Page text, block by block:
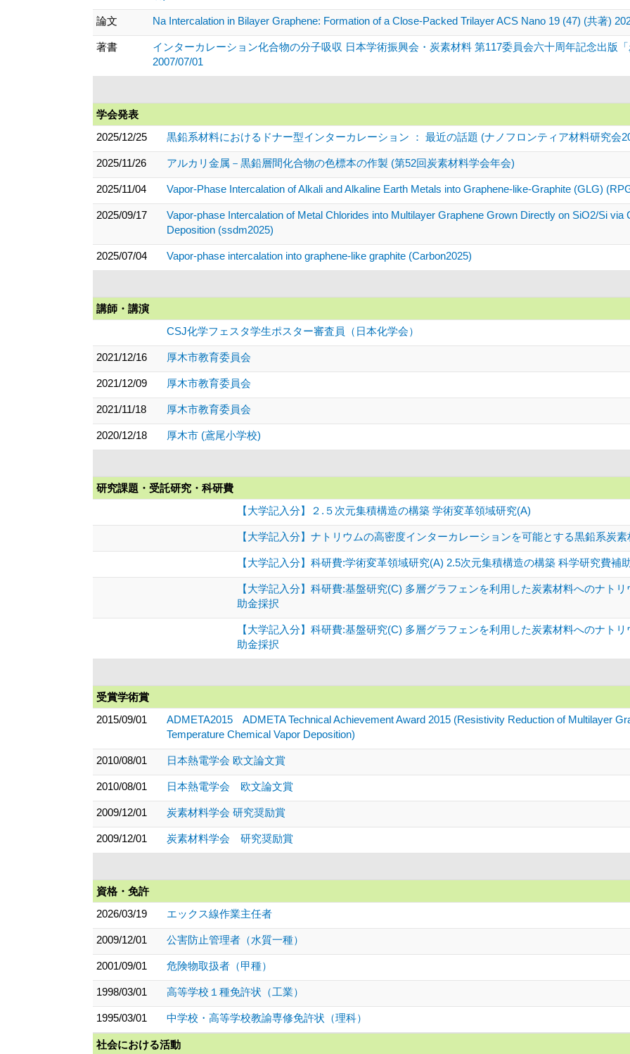
論文 Na Intercalation in Bilayer Graphene: Formation of a Close-Packed Trilayer ACS Nano 19 (47) (共著)
著書
インターカレーション化合物の分子吸収 日本学術振興会・炭素材料 第117委員会六十周年記念出版
2007/07/01
学会発表
2025/12/25
黒鉛系材料におけるドナー型インターカレーション ： 最近の話題 (ナノフロンティア材料研究会
2025/11/26 アルカリ金属－黒鉛層間化合物の色標本の作製 (第52回炭素材料学会年会)
2025/11/04 Vapor-Phase Intercalation of Alkali and Alkaline Earth Metals into Graphene-like-Graphite (GLG)
2025/09/17
Vapor-phase Intercalation of Metal Chlorides into Multilayer Graphene Grown Directly on SiO2/Si
Deposition (ssdm2025)
2025/07/04 Vapor-phase intercalation into graphene-like graphite (Carbon2025)
講師・講演
CSJ化学フェスタ学生ポスター審査員（日本化学会）
2021/12/16 厚木市教育委員会
2021/12/09 厚木市教育委員会
2021/11/18 厚木市教育委員会
2020/12/18 厚木市 (鳶尾小学校)
研究課題・受託研究・科研費
【大学記入分】２.５次元集積構造の構築 学術変革領域研究(A)
【大学記入分】ナトリウムの高密度インターカレーションを可能とする黒鉛系炭
【大学記入分】科研費:学術変革領域研究(A) 2.5次元集積構造の構築 科学研究費補
【大学記入分】科研費:基盤研究(C) 多層グラフェンを利用した炭素材料へのナト
助金採択
【大学記入分】科研費:基盤研究(C) 多層グラフェンを利用した炭素材料へのナト
助金採択
受賞学術賞
2015/09/01
ADMETA2015 ADMETA Technical Achievement Award 2015 (Resistivity Reduction of Multilayer
Temperature Chemical Vapor Deposition)
2010/08/01 日本熱電学会 欧文論文賞
2010/08/01 日本熱電学会 欧文論文賞
2009/12/01 炭素材料学会 研究奨励賞
2009/12/01 炭素材料学会 研究奨励賞
資格・免許
2026/03/19
エックス線作業主任者
2009/12/01 公害防止管理者（水質一種）
2001/09/01 危険物取扱者（甲種）
1998/03/01 高等学校１種免許状（工業）
1995/03/01 中学校・高等学校教諭専修免許状（理科）
社会における活動